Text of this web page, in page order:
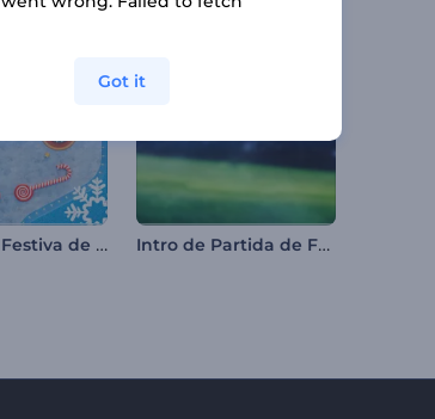
Animação Festiva de Natal com Pinball Intro de Partida de Futebol
Got it